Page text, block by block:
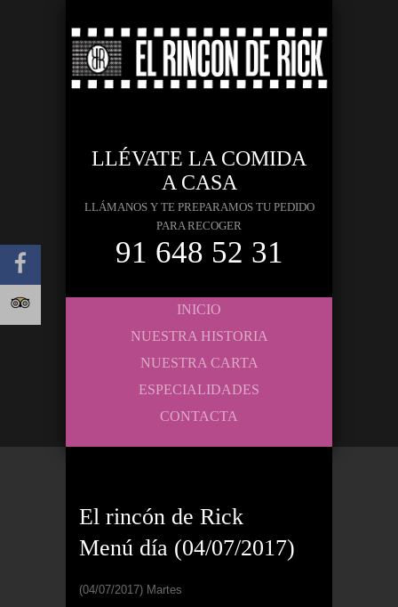
LLÉVATE LA COMIDA
A CASA
LLÁMANOS Y TE PREPARAMOS TU PEDIDO
PARA RECOGER
91 648 52 31
INICIO
NUESTRA HISTORIA
NUESTRA CARTA
ESPECIALIDADES
CONTACTA
El rincón de Rick
Menú día (04/07/2017)
(04/07/2017) Martes